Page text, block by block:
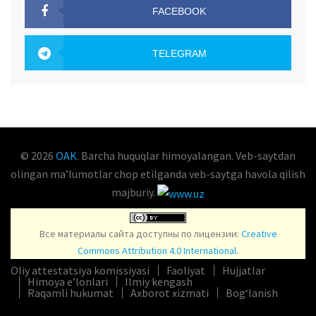
FACEBOOK
TELEGRAM
© 2026 OAK. Barcha huquqlar himoyalangan. Veb-saytdan
olingan maʼlumotlar chop etilganda veb-saytga havola qilish
majburiy.
Все материалы сайта доступны по лицензии: Creative
Commons Attribution 4.0 International.
Oliy attestatsiya komissiyasi Faoliyat
Hujjatlar
Himoya e’lonlari
Ilmiy kengash
Raqamli hukumat
Axborot xizmati Bog‘lanish